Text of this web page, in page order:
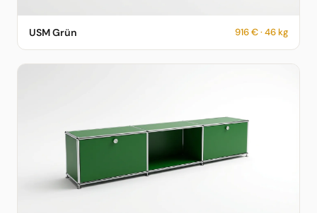
USM Haller Sideboard in USM Grün – 916 € – 46 kg –
fotorealistische KI-Vorschau
USM Grün 916 € · 46 kg